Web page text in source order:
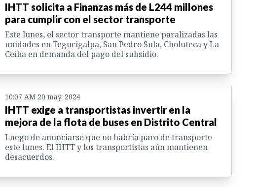
IHTT solicita a Finanzas más de L244 millones
para cumplir con el sector transporte
Este lunes, el sector transporte mantiene paralizadas las
unidades en Tegucigalpa, San Pedro Sula, Choluteca y La
Ceiba en demanda del pago del subsidio.
10:07 AM 20 may. 2024
IHTT exige a transportistas invertir en la
mejora de la flota de buses en Distrito Central
Luego de anunciarse que no habría paro de transporte
este lunes. El IHTT y los transportistas aún mantienen
desacuerdos.